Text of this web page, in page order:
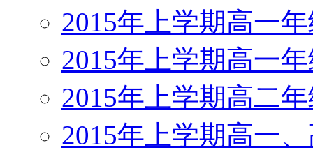
2015年上学期高一
2015年上学期高一
2015年上学期高二
2015年上学期高一